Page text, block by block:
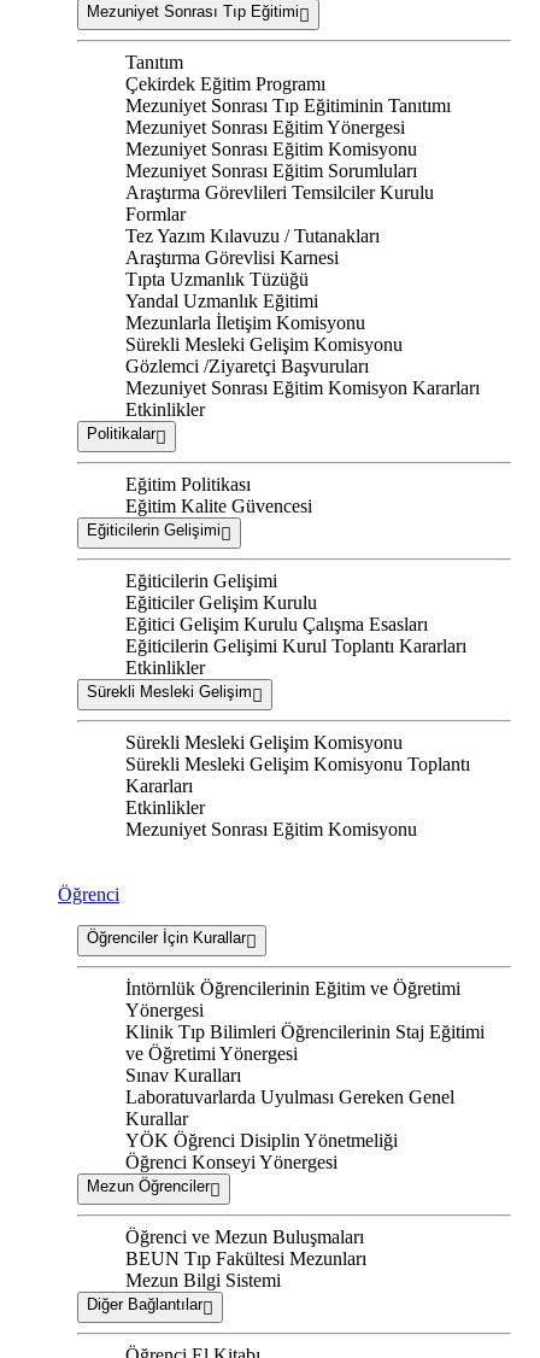
Mezuniyet Sonrası Tıp Eğitimi
Tanıtım
Çekirdek Eğitim Programı
Mezuniyet Sonrası Tıp Eğitiminin Tanıtımı
Mezuniyet Sonrası Eğitim Yönergesi
Mezuniyet Sonrası Eğitim Komisyonu
Mezuniyet Sonrası Eğitim Sorumluları
Araştırma Görevlileri Temsilciler Kurulu
Formlar
Tez Yazım Kılavuzu / Tutanakları
Araştırma Görevlisi Karnesi
Tıpta Uzmanlık Tüzüğü
Yandal Uzmanlık Eğitimi
Mezunlarla İletişim Komisyonu
Sürekli Mesleki Gelişim Komisyonu
Gözlemci /Ziyaretçi Başvuruları
Mezuniyet Sonrası Eğitim Komisyon Kararları
Etkinlikler
Politikalar
Eğitim Politikası
Eğitim Kalite Güvencesi
Eğiticilerin Gelişimi
Eğiticilerin Gelişimi
Eğiticiler Gelişim Kurulu
Eğitici Gelişim Kurulu Çalışma Esasları
Eğiticilerin Gelişimi Kurul Toplantı Kararları
Etkinlikler
Sürekli Mesleki Gelişim
Sürekli Mesleki Gelişim Komisyonu
Sürekli Mesleki Gelişim Komisyonu Toplantı
Kararları
Etkinlikler
Mezuniyet Sonrası Eğitim Komisyonu
Öğrenci
Öğrenciler İçin Kurallar
İntörnlük Öğrencilerinin Eğitim ve Öğretimi
Yönergesi
Klinik Tıp Bilimleri Öğrencilerinin Staj Eğitimi
ve Öğretimi Yönergesi
Sınav Kuralları
Laboratuvarlarda Uyulması Gereken Genel
Kurallar
YÖK Öğrenci Disiplin Yönetmeliği
Öğrenci Konseyi Yönergesi
Mezun Öğrenciler
Öğrenci ve Mezun Buluşmaları
BEUN Tıp Fakültesi Mezunları
Mezun Bilgi Sistemi
Diğer Bağlantılar